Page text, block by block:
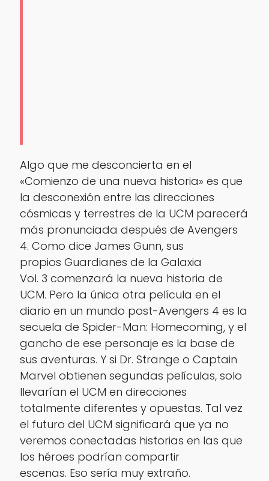
Algo que me desconcierta en el
«Comienzo de una nueva historia» es que
la desconexión entre las direcciones
cósmicas y terrestres de la UCM parecerá
más pronunciada después de Avengers
4. Como dice James Gunn, sus
propios Guardianes de la Galaxia
Vol. 3 comenzará la nueva historia de
UCM. Pero la única otra película en el
diario en un mundo post-Avengers 4 es la
secuela de Spider-Man: Homecoming, y el
gancho de ese personaje es la base de
sus aventuras. Y si Dr. Strange o Captain
Marvel obtienen segundas películas, solo
llevarían el UCM en direcciones
totalmente diferentes y opuestas. Tal vez
el futuro del UCM significará que ya no
veremos conectadas historias en las que
los héroes podrían compartir
escenas. Eso sería muy extraño.